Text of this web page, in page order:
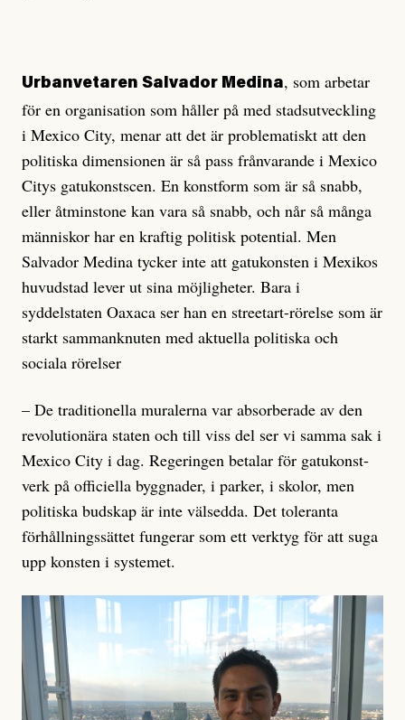
Urbanvetaren Salvador Medina, som arbetar
för en organisation som håller på med stadsutveckling
i Mexico City, menar att det är problematiskt att den
politiska dimensionen är så pass frånvarande i Mexico
Citys gatukonstscen. En konstform som är så snabb,
eller åtminstone kan vara så snabb, och når så många
människor har en kraftig politisk potential. Men
Salvador Medina tycker inte att gatukonsten i Mexikos
huvudstad lever ut sina möjligheter. Bara i
syddelstaten Oaxaca ser han en streetart-rörelse som är
starkt sammanknuten med aktuella politiska och
sociala rörelser
– De traditionella muralerna var absorberade av den
revolutionära staten och till viss del ser vi samma sak i
Mexico City i dag. Regeringen betalar för gatukonst­
verk på officiella byggnader, i parker, i skolor, men
politiska budskap är inte välsedda. Det toleranta
förhållningssättet fungerar som ett verktyg för att suga
upp konsten i systemet.